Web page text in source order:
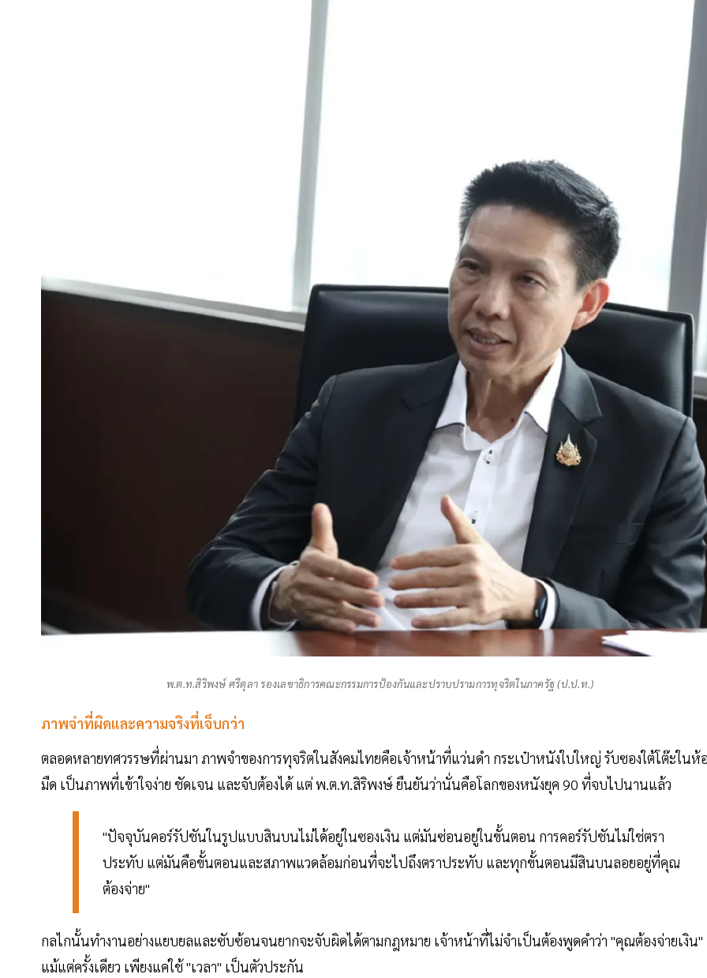
พ.ต.ท.สิริพงษ์ ศรีตุลา รองเลขาธิการคณะกรรมการป้องกันและปราบปรามการทุจริตในภาครัฐ (ป.ป.ท.)
ภาพจำที่ผิดและความจริงที่เจ็บกว่า
ตลอดหลายทศวรรษที่ผ่านมา ภาพจำของการทุจริตในสังคมไทยคือเจ้าหน้าที่แว่นดำ กระเป๋าหนังใบใหญ่ รับซองใต้โต๊ะในห้
มืด เป็นภาพที่เข้าใจง่าย ชัดเจน และจับต้องได้ แต่ พ.ต.ท.สิริพงษ์ ยืนยันว่านั่นคือโลกของหนังยุค 90 ที่จบไปนานแล้ว
"ปัจจุบันคอร์รัปชันในรูปแบบสินบนไม่ได้อยู่ในซองเงิน แต่มันซ่อนอยู่ในขั้นตอน การคอร์รัปชันไม่ใช่ตรา
ประทับ แต่มันคือขั้นตอนและสภาพแวดล้อมก่อนที่จะไปถึงตราประทับ และทุกขั้นตอนมีสินบนลอยอยู่ที่คุณ
ต้องจ่าย"
กลไกนั้นทำงานอย่างแยบยลและซับซ้อนจนยากจะจับผิดได้ตามกฎหมาย เจ้าหน้าที่ไม่จำเป็นต้องพูดคำว่า "คุณต้องจ่ายเงิน"
แม้แต่ครั้งเดียว เพียงแค่ใช้ "เวลา" เป็นตัวประกัน